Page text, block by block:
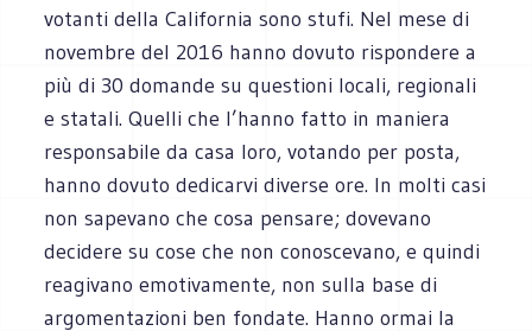
votanti della California sono stufi. Nel mese di
novembre del 2016 hanno dovuto rispondere a
più di 30 domande su questioni locali, regionali
e statali. Quelli che l’hanno fatto in maniera
responsabile da casa loro, votando per posta,
hanno dovuto dedicarvi diverse ore. In molti casi
non sapevano che cosa pensare; dovevano
decidere su cose che non conoscevano, e quindi
reagivano emotivamente, non sulla base di
argomentazioni ben fondate. Hanno ormai la